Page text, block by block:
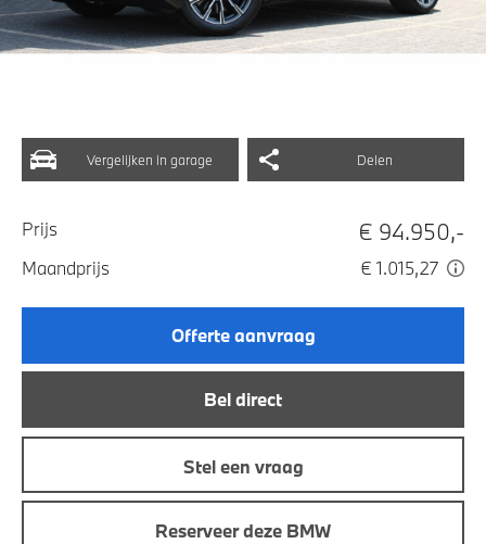
Vergelijken in garage Delen
Prijs € 94.950,-
Maandprijs € 1.015,27
Offerte aanvraag
Bel direct
Stel een vraag
Reserveer deze BMW